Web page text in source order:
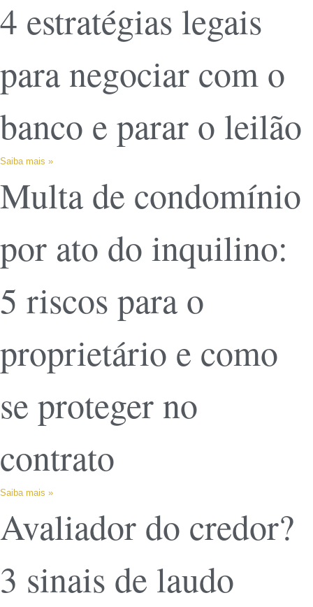
4 estratégias legais
para negociar com o
banco e parar o leilão
Saiba mais »
Multa de condomínio
por ato do inquilino:
5 riscos para o
proprietário e como
se proteger no
contrato
Saiba mais »
Avaliador do credor?
3 sinais de laudo